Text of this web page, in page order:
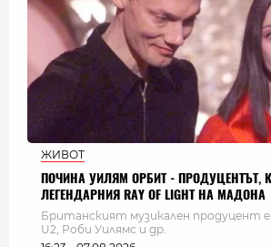
ЖИВОТ
ПОЧИНА УИЛЯМ ОРБИТ - ПРОДУЦЕНТЪТ,
ЛЕГЕНДАРНИЯ RAY OF LIGHT НА МАДОНА
Британският музикален продуцент
U2, Роби Уилямс и др.